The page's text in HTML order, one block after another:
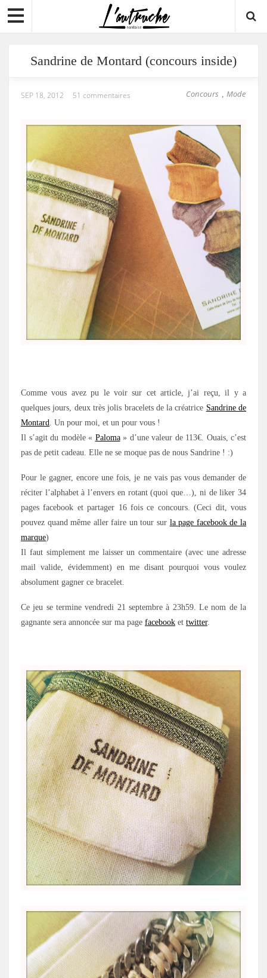
Sandrine de Montard (concours inside)
Concours , Mode
SEP 18, 2012 51 commentaires
Comme vous avez pu le voir sur cet article, j’ai reçu, il y a
quelques jours, deux très jolis bracelets de la créatrice Sandrine de
Montard. Un pour moi, et un pour vous !
Il s’agit du modèle « Paloma» d’une valeur de 113€. Ouais, c’est
pas de petit cadeau. Elle ne se moque pas de nous Sandrine ! :)
Pour le gagner, encore une fois, je ne vais pas vous demander de
réciter l’alphabet à l’envers en rotant (quoi que…), ni de liker 34
pages facebook et partager 16 fois ce concours. (Ceci dit, vous
pouvez quand même aller faire un tour sur la page facebook de la
marque)
Il faut simplement me laisser un commentaire (avec une adresse
mail valide, évidemment) en me disant pourquoi vous voulez
absolument gagner ce bracelet.
Ce jeu se termine vendredi 21 septembre à 23h59. Le nom de la
gagnante sera annoncée sur ma page facebook et twitter.